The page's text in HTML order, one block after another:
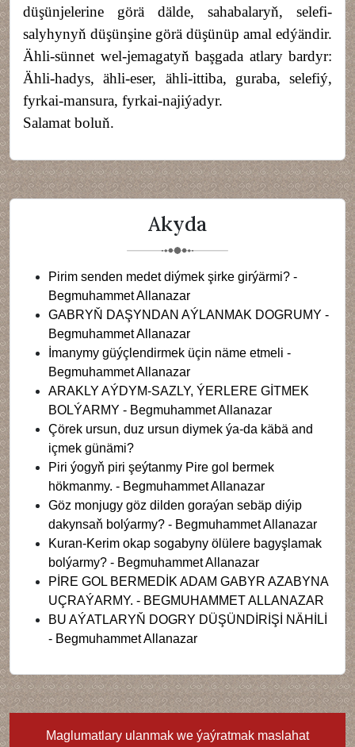
düşünjelerine görä dälde, sahabalaryň, selefi-
salyhynyň düşünşine görä düşünüp amal edýändir.
Ähli-sünnet wel-jemagatyň başgada atlary bardyr:
Ähli-hadys, ähli-eser, ähli-ittiba, guraba, selefiý,
fyrkai-mansura, fyrkai-najiýadyr.
Salamat boluň.
Akyda
Pirim senden medet diýmek şirke girýärmi? -
Begmuhammet Allanazar
GABRYŇ DAŞYNDAN AÝLANMAK DOGRUMY -
Begmuhammet Allanazar
İmanymy güýçlendirmek üçin näme etmeli -
Begmuhammet Allanazar
ARAKLY AÝDYM-SAZLY, ÝERLERE GİTMEK
BOLÝARMY - Begmuhammet Allanazar
Çörek ursun, duz ursun diymek ýa-da käbä and
içmek günämi?
Piri ýogyň piri şeýtanmy Pire gol bermek
hökmanmy. - Begmuhammet Allanazar
Göz monjugy göz dilden goraýan sebäp diýip
dakynsaň bolýarmy? - Begmuhammet Allanazar
Kuran-Kerim okap sogabyny ölülere bagyşlamak
bolýarmy? - Begmuhammet Allanazar
PİRE GOL BERMEDİK ADAM GABYR AZABYNA
UÇRAÝARMY. - BEGMUHAMMET ALLANAZAR
BU AÝATLARYŇ DOGRY DÜŞÜNDİRİŞİ NÄHİLİ
- Begmuhammet Allanazar
Maglumatlary ulanmak we ýaýratmak maslahat